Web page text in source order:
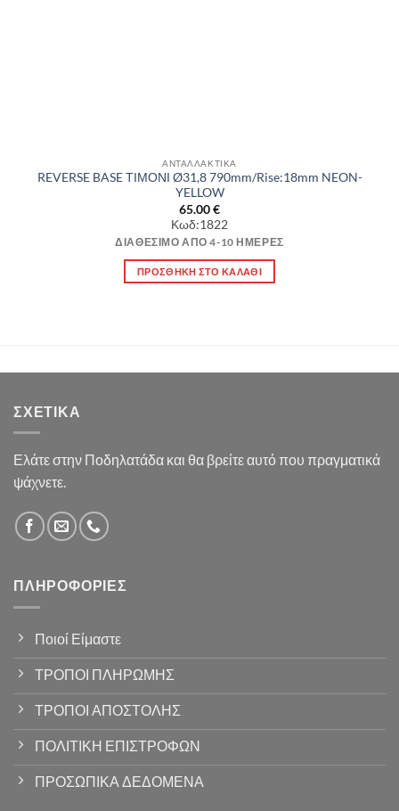
ΑΝΤΑΛΛΑΚΤΙΚΑ
REVERSE BASE ΤΙΜΟΝΙ Ø31,8 790mm/Rise:18mm NEON-
YELLOW
65.00€
Κωδ:1822
ΔΙΑΘΈΣΙΜΟ ΑΠΌ 4-10 ΗΜΈΡΕΣ
ΠΡΟΣΘΉΚΗ ΣΤΟ ΚΑΛΆΘΙ
ΣΧΕΤΙΚΆ
Ελάτε στην Ποδηλατάδα και θα βρείτε αυτό που πραγματικά
ψάχνετε.
ΠΛΗΡΟΦΟΡΊΕΣ
Ποιοί Είμαστε
ΤΡΟΠΟΙ ΠΛΗΡΩΜΗΣ
ΤΡΟΠΟΙ ΑΠΟΣΤΟΛΗΣ
ΠΟΛΙΤΙΚΗ ΕΠΙΣΤΡΟΦΩΝ
ΠΡΟΣΩΠΙΚΑ ΔΕΔΟΜΕΝΑ